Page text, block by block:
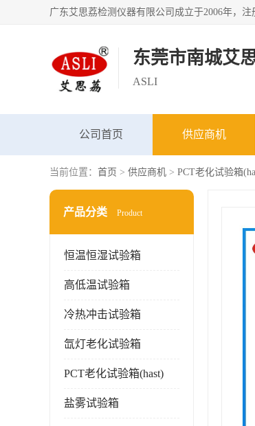
东莞市南城艾
ASLI
公司首页 供应商机
当前位置： 首页 > 供应商机 > PCT老化试验箱
产品分类 Product
恒温恒湿试验箱
高低温试验箱
冷热冲击试验箱
氙灯老化试验箱
PCT老化试验箱(hast)
盐雾试验箱